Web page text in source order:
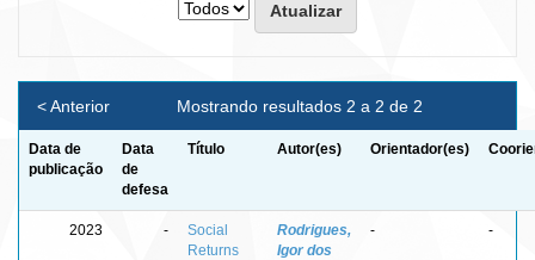
Mostrando resultados 2 a 2 de 2
< Anterior
Data de
publicação
Data
de
defesa
Título Autor(es) Orientador(es)
2023 -
Social
Returns
Rodrigues,
Igor dos
- -